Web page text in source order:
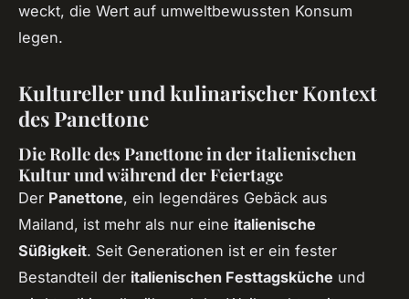
weckt, die Wert auf umweltbewussten Konsum
legen.
Kultureller und kulinarischer Kontext
des Panettone
Die Rolle des Panettone in der italienischen
Kultur und während der Feiertage
Der Panettone, ein legendäres Gebäck aus
Mailand, ist mehr als nur eine italienische
Süßigkeit. Seit Generationen ist er ein fester
Bestandteil der italienischen Festtagsküche und